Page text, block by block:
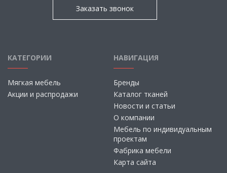
Заказать звонок
КАТЕГОРИИ
Мягкая мебель
Акции и распродажи
НАВИГАЦИЯ
Бренды
Каталог тканей
Новости и статьи
О компании
Мебель по индивидуальным
проектам
Фабрика мебели
Карта сайта